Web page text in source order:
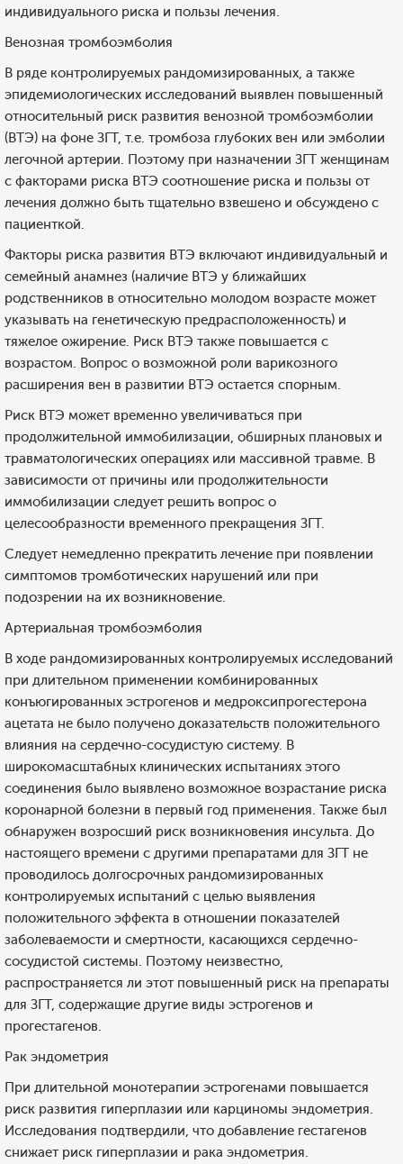
индивидуального риска и пользы лечения.
Венозная тромбоэмболия
В ряде контролируемых рандомизированных, а также
эпидемиологических исследований выявлен повышенный
относительный риск развития венозной тромбоэмболии
(ВТЭ) на фоне ЗГТ, т.е. тромбоза глубоких вен или эмболии
легочной артерии. Поэтому при назначении ЗГТ женщинам
с факторами риска ВТЭ соотношение риска и пользы от
лечения должно быть тщательно взвешено и обсуждено с
пациенткой.
Факторы риска развития ВТЭ включают индивидуальный и
семейный анамнез (наличие ВТЭ у ближайших
родственников в относительно молодом возрасте может
указывать на генетическую предрасположенность) и
тяжелое ожирение. Риск ВТЭ также повышается с
возрастом. Вопрос о возможной роли варикозного
расширения вен в развитии ВТЭ остается спорным.
Риск ВТЭ может временно увеличиваться при
продолжительной иммобилизации, обширных плановых и
травматологических операциях или массивной травме. В
зависимости от причины или продолжительности
иммобилизации следует решить вопрос о
целесообразности временного прекращения ЗГТ.
Следует немедленно прекратить лечение при появлении
симптомов тромботических нарушений или при
подозрении на их возникновение.
Артериальная тромбоэмболия
В ходе рандомизированных контролируемых исследований
при длительном применении комбинированных
конъюгированных эстрогенов и медроксипрогестерона
ацетата не было получено доказательств положительного
влияния на сердечно-сосудистую систему. В
широкомасштабных клинических испытаниях этого
соединения было выявлено возможное возрастание риска
коронарной болезни в первый год применения. Также был
обнаружен возросший риск возникновения инсульта. До
настоящего времени с другими препаратами для ЗГТ не
проводилось долгосрочных рандомизированных
контролируемых испытаний с целью выявления
положительного эффекта в отношении показателей
заболеваемости и смертности, касающихся сердечно-
сосудистой системы. Поэтому неизвестно,
распространяется ли этот повышенный риск на препараты
для ЗГТ, содержащие другие виды эстрогенов и
прогестагенов.
Рак эндометрия
При длительной монотерапии эстрогенами повышается
риск развития гиперплазии или карциномы эндометрия.
Исследования подтвердили, что добавление гестагенов
снижает риск гиперплазии и рака эндометрия.